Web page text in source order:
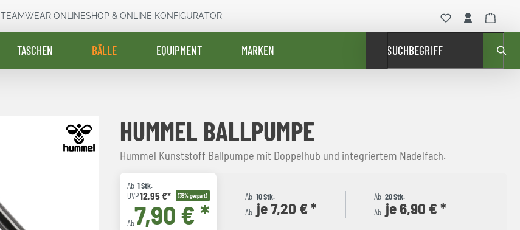
TEAMWEAR ONLINESHOP & ONLINE KONFIGURATOR
TASCHEN BÄLLE EQUIPMENT MARKEN SUCHBEGRIFF
HUMMEL BALLPUMPE
Hummel Kunststoff Ballpumpe mit Doppelhub und integriertem Nadelfach.
Ab 1 Stk.
UVP12,95 €* (39% gespart)
Ab7,90 € *
Ab 10 Stk.
Ab je 7,20 € *
Ab 20 Stk.
Ab je 6,90 € *